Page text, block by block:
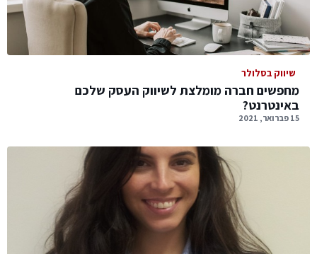
שיווק בסלולר
מחפשים חברה מומלצת לשיווק העסק שלכם
באינטרנט?
15 פברואר, 2021